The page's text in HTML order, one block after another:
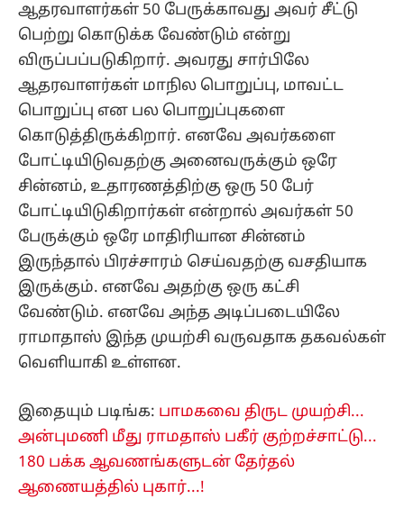
ஆதரவாளர்கள் 50 பேருக்காவது அவர் சீட்டு
பெற்று கொடுக்க வேண்டும் என்று
விருப்பப்படுகிறார். அவரது சார்பிலே
ஆதரவாளர்கள் மாநில பொறுப்பு, மாவட்ட
பொறுப்பு என பல பொறுப்புகளை
கொடுத்திருக்கிறார். எனவே அவர்களை
போட்டியிடுவதற்கு அனைவருக்கும் ஒரே
சின்னம், உதாரணத்திற்கு ஒரு 50 பேர்
போட்டியிடுகிறார்கள் என்றால் அவர்கள் 50
பேருக்கும் ஒரே மாதிரியான சின்னம்
இருந்தால் பிரச்சாரம் செய்வதற்கு வசதியாக
இருக்கும். எனவே அதற்கு ஒரு கட்சி
வேண்டும். எனவே அந்த அடிப்படையிலே
ராமாதாஸ் இந்த முயற்சி வருவதாக தகவல்கள்
வெளியாகி உள்ளன.
இதையும் படிங்க: பாமகவை திருட முயற்சி...
அன்புமணி மீது ராமதாஸ் பகீர் குற்றச்சாட்டு...
180 பக்க ஆவணங்களுடன் தேர்தல்
ஆணையத்தில் புகார்...!